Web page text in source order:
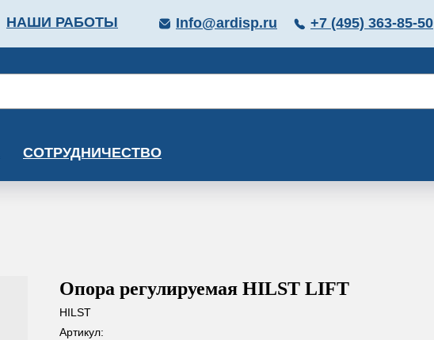
НАШИ РАБОТЫ +7 (495) 363-85-50
Info@ardisp.ru
СОТРУДНИЧЕСТВО
Опора регулируемая HILST LIFT
HILST
Артикул: